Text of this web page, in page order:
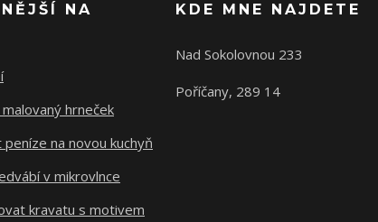
NA
hrneček
peníze na novou kuchyň
v mikrovlnce
kravatu s motivem
KDE MNE NAJDETE
Nad Sokolovnou 233
Poříčany, 289 14